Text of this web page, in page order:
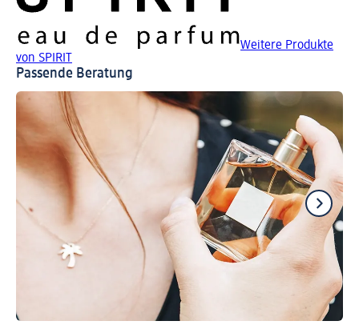
Weitere Produkte
von SPIRIT
Passende Beratung